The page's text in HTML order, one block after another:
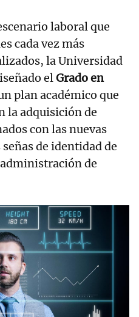
laboral que
cada vez más
la Universidad
elGrado en
plan académico que
la adquisición de
con las nuevas
de identidad de
de